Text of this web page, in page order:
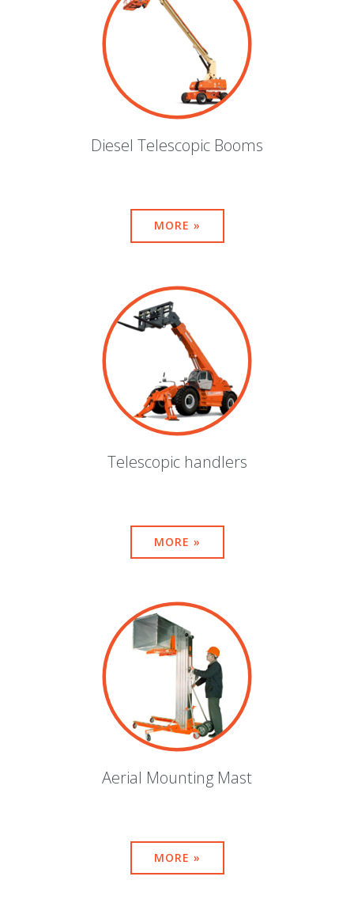
Diesel Telescopic Booms
MORE »
Telescopic handlers
MORE »
Aerial Mounting Mast
MORE »